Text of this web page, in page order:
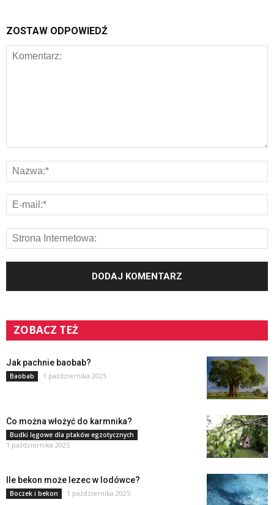
ZOSTAW ODPOWIEDŹ
ZOBACZ TEŻ
Jak pachnie baobab?
Baobab 1 października 2025
Co można włożyć do karmnika?
Budki lęgowe dla ptaków egzotycznych
1 października 2025
Ile bekon może lezec w lodówce?
Boczek i bekon 1 października 2025